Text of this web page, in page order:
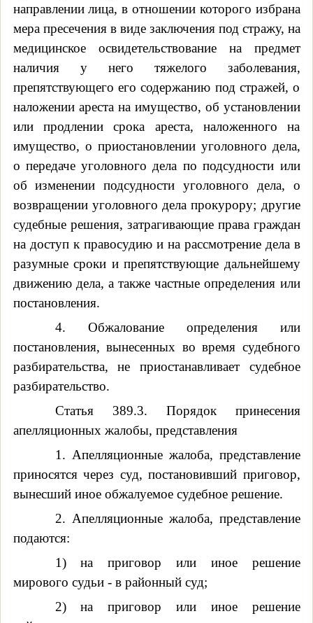
направлении лица, в отношении которого избрана
мера пресечения в виде заключения под стражу, на
медицинское освидетельствование на предмет
наличия у него тяжелого заболевания,
препятствующего его содержанию под стражей, о
наложении ареста на имущество, об установлении
или продлении срока ареста, наложенного на
имущество, о приостановлении уголовного дела,
о передаче уголовного дела по подсудности или
об изменении подсудности уголовного дела, о
возвращении уголовного дела прокурору; другие
судебные решения, затрагивающие права граждан
на доступ к правосудию и на рассмотрение дела в
разумные сроки и препятствующие дальнейшему
движению дела, а также частные определения или
постановления.
4. Обжалование определения или
постановления, вынесенных во время судебного
разбирательства, не приостанавливает судебное
разбирательство.
Статья 389.3. Порядок принесения
апелляционных жалобы, представления
1. Апелляционные жалоба, представление
приносятся через суд, постановивший приговор,
вынесший иное обжалуемое судебное решение.
2. Апелляционные жалоба, представление
подаются:
1) на приговор или иное решение
мирового судьи - в районный суд;
2) на приговор или иное решение